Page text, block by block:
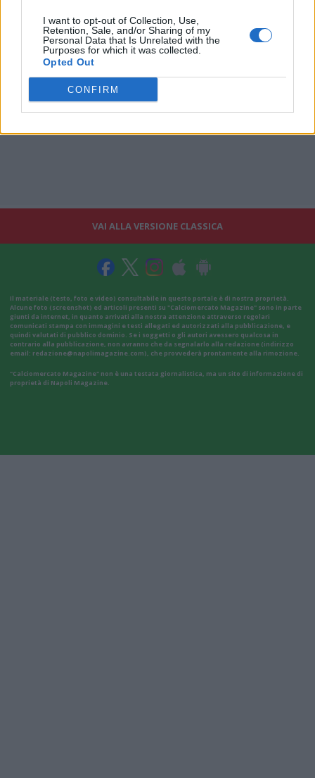
I want to opt-out of Collection, Use,
Retention, Sale, and/or Sharing of my
Personal Data that Is Unrelated with the
Purposes for which it was collected.
Opted Out
CONFIRM
VAI ALLA VERSIONE CLASSICA
Il materiale (testo, foto e video) consultabile in questo portale è di nostra proprietà.
Alcune foto (screenshot) ed articoli presenti su "Calciomercato Magazine" sono in parte
giunti da internet, in quanto arrivati alla nostra attenzione attraverso regolari
comunicati stampa con immagini e testi allegati ed autorizzati alla pubblicazione, e
quindi valutati di pubblico dominio. Se i soggetti o gli autori avessero qualcosa in
contrario alla pubblicazione, non avranno che da segnalarlo alla redazione (indirizzo
email: redazione@napolimagazine.com), che provvederà prontamente alla rimozione.
"Calciomercato Magazine" non è una testata giornalistica, ma un sito di informazione di
proprietà di Napoli Magazine.